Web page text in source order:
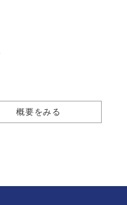
概要をみる